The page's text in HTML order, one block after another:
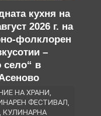
кухня на
2026 г. на
фолклорен
–
село“ в
НА ХРАНИ
ФЕСТИВАЛ
КУЛИНАРНА